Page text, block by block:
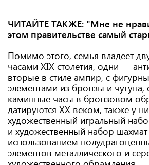
ЧИТАЙТЕ ТАКЖЕ: "Мне не
этом правительстве самый
Помимо этого, семья владеет
часами XIX столетия, одни —
вторые в стиле ампир, с
элементами из бронзы и
каминные часы в бронзовом
датируются XX веком, также у
художественный игральный
и художественный набор шахмат
использованием
элементов металлического и